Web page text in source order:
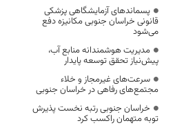
پسماندهای آزمایشگاهی پزشکی
قانونی خراسان جنوبی مکانیزه دفع
می‌شود
مدیریت هوشمندانه منابع آب،
پیش‌نیاز تحقق توسعه پایدار
سرعت‌های غیرمجاز و خلاء
مجتمع‌های رفاهی در خراسان جنوبی
خراسان جنوبی رتبه نخست پذیرش
توبه متهمان راکسب کرد